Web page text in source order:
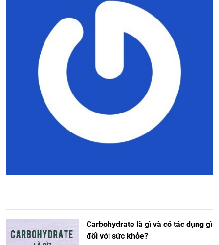
Carbohydrate là gì và có tác dụng gì
đối với sức khỏe?